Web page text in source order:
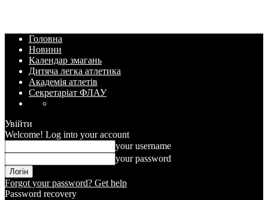
Головна
Новини
Календар змагань
Дитяча легка атлетика
Академія атлетів
Секретаріат ФЛАУ
Увійти
Welcome! Log into your account
your username
your password
Forgot your password? Get help
Password recovery